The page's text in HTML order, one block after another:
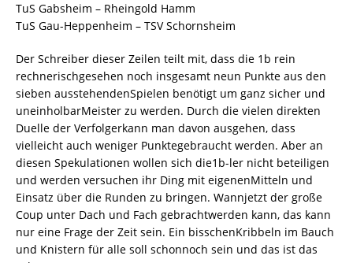
TuS Gabsheim – Rheingold Hamm
TuS Gau-Heppenheim – TSV Schornsheim
Der Schreiber dieser Zeilen teilt mit, dass die 1b rein
rechnerischgesehen noch insgesamt neun Punkte aus den
sieben ausstehendenSpielen benötigt um ganz sicher und
uneinholbarMeister zu werden. Durch die vielen direkten
Duelle der Verfolgerkann man davon ausgehen, dass
vielleicht auch weniger Punktegebraucht werden. Aber an
diesen Spekulationen wollen sich die1b-ler nicht beteiligen
und werden versuchen ihr Ding mit eigenenMitteln und
Einsatz über die Runden zu bringen. Wannjetzt der große
Coup unter Dach und Fach gebrachtwerden kann, das kann
nur eine Frage der Zeit sein. Ein bisschenKribbeln im Bauch
und Knistern für alle soll schonnoch sein und das ist das